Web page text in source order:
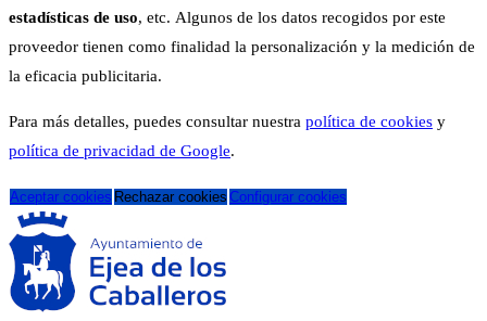
estadísticas de uso, etc. Algunos de los datos recogidos por este
proveedor tienen como finalidad la personalización y la medición de
la eficacia publicitaria.
Para más detalles, puedes consultar nuestra política de cookies y
política de privacidad de Google.
Aceptar cookies Rechazar cookies Configurar cookies